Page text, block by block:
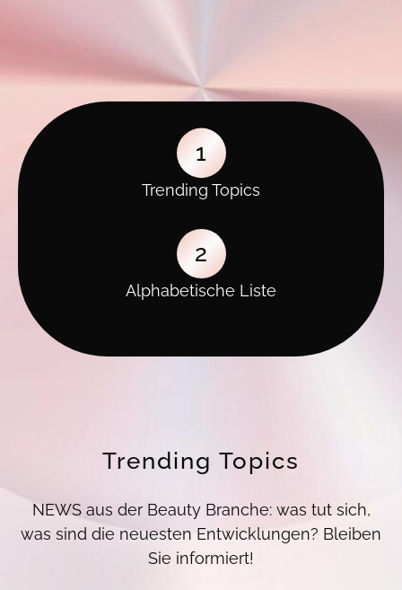
1
Trending Topics
2
Alphabetische Liste
Trending Topics
NEWS aus der Beauty Branche: was tut sich,
was sind die neuesten Entwicklungen? Bleiben
Sie informiert!